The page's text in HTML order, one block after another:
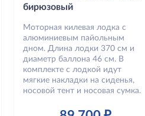
бирюзовый
Моторная килевая лодка с
алюминиевым пайольным
дном. Длина лодки 370 см и
диаметр баллона 46 см. В
комплекте с лодкой идут
мягкие накладки на сиденья,
носовой тент и носовая сумка.